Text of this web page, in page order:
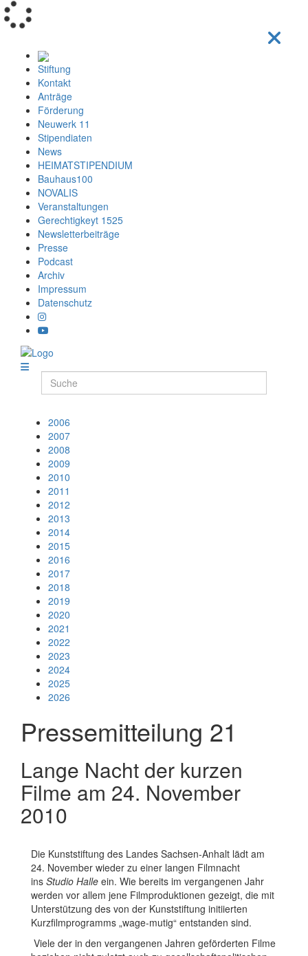
Stiftung
Kontakt
Anträge
Förderung
Neuwerk 11
Stipendiaten
News
HEIMATSTIPENDIUM
Bauhaus100
NOVALIS
Veranstaltungen
Gerechtigkeyt 1525
Newsletterbeiträge
Presse
Podcast
Archiv
Impressum
Datenschutz
2006
2007
2008
2009
2010
2011
2012
2013
2014
2015
2016
2017
2018
2019
2020
2021
2022
2023
2024
2025
2026
Pressemitteilung 21
Lange Nacht der kurzen
Filme am 24. November
2010
Die Kunststiftung des Landes Sachsen-Anhalt lädt am
24. November wieder zu einer langen Filmnacht
ins Studio Halle ein. Wie bereits im vergangenen Jahr
werden vor allem jene Filmproduktionen gezeigt, die mit
Unterstützung des von der Kunststiftung initiierten
Kurzfilmprogramms „wage-mutig“ entstanden sind.
Viele der in den vergangenen Jahren geförderten Filme